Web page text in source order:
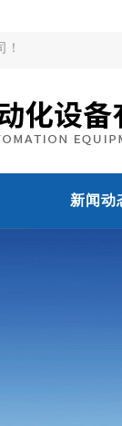
新闻动